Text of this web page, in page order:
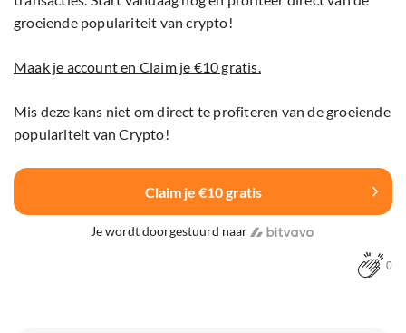
groeiende populariteit van crypto!
Maak je account en Claim je €10 gratis.
Mis deze kans niet om direct te profiteren van de groeiende
populariteit van Crypto!
Claim je €10 gratis
Je wordt doorgestuurd naar
0